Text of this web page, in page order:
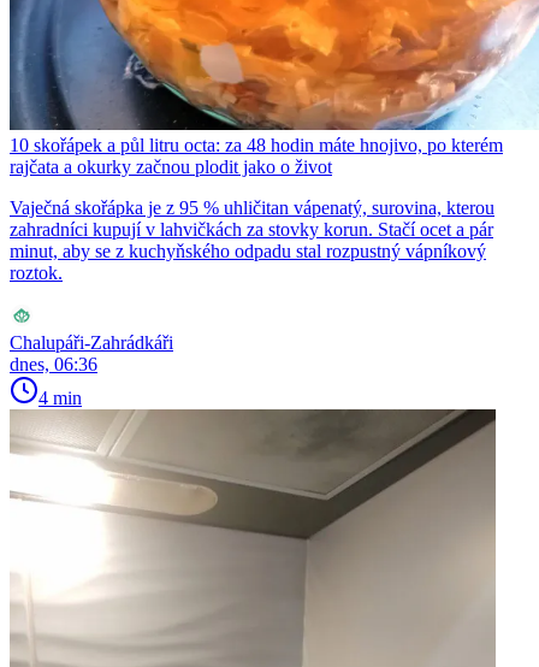
10 skořápek a půl litru octa: za 48 hodin máte hnojivo, po kterém
rajčata a okurky začnou plodit jako o život
Vaječná skořápka je z 95 % uhličitan vápenatý, surovina, kterou
zahradníci kupují v lahvičkách za stovky korun. Stačí ocet a pár
minut, aby se z kuchyňského odpadu stal rozpustný vápníkový
roztok.
Chalupáři-Zahrádkáři
dnes, 06:36
4 min